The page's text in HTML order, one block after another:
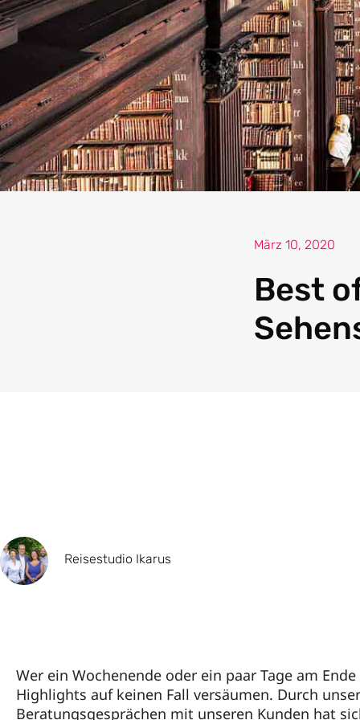
März 10, 2020
Best
Reisestudio Ikarus
Wer ein Wochenende oder ein paar Tage am
Highlights auf keinen Fall versäumen. Durch
Beratungsgesprächen mit unseren Kunden hat